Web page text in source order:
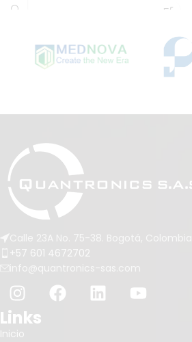
precisión sellada y pivotable,
clip para bolsillo, lo hacen
perfecto para llevarlo a
espéculos desechables.
Calle 23A No. 75-38. Bogotá, Colombia
+57 601 4672702
info@quantronics-sas.com
Links
Inicio